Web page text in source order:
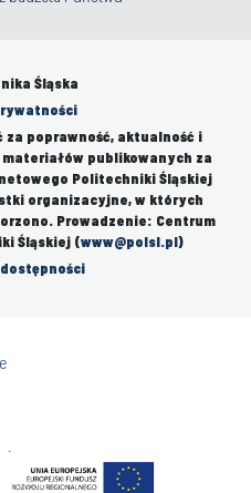
Śląska
za poprawność, aktualność i
publikowanych za
Politechniki Śląskiej
organizacyjne, w których
Prowadzenie: Centrum
Śląskiej (www@polsl.pl)